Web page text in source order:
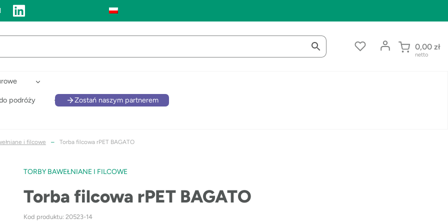
0,00 zł
netto
podróży Zostań naszym partnerem
i filcowe – Torba filcowa rPET BAGATO
TORBY BAWEŁNIANE I FILCOWE
Torba filcowa rPET BAGATO
Kod produktu: 20523-14